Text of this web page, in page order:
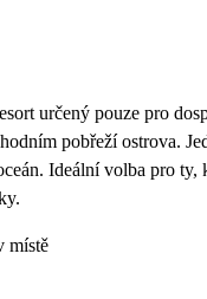
určený pouze pro
pobřeží ostrova.
Ideální volba pro
místě